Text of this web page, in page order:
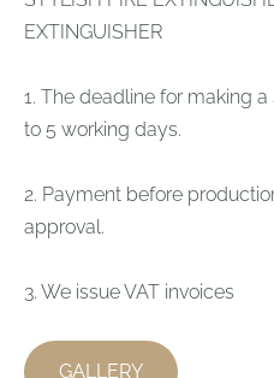
EXTINGUISHER
1. The deadline for making
to 5 working days.
2. Payment before
approval.
3. We issue VAT invoices
GALLERY